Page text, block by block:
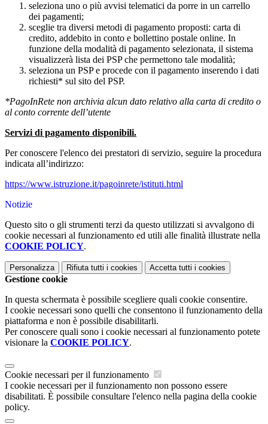
seleziona uno o più avvisi telematici da porre in un carrello
dei pagamenti;
sceglie tra diversi metodi di pagamento proposti: carta di
credito, addebito in conto e bollettino postale online. In
funzione della modalità di pagamento selezionata, il sistema
visualizzerà lista dei PSP che permettono tale modalità;
seleziona un PSP e procede con il pagamento inserendo i dati
richiesti* sul sito del PSP.
*PagoInRete non archivia alcun dato relativo alla carta di credito o
al conto corrente dell’utente
Servizi di pagamento disponibili.
Per conoscere l'elenco dei prestatori di servizio, seguire la procedura
indicata all’indirizzo:
https://www.istruzione.it/pagoinrete/istituti.html
Notizie
Questo sito o gli strumenti terzi da questo utilizzati si avvalgono di
cookie necessari al funzionamento ed utili alle finalità illustrate nella
COOKIE POLICY.
Personalizza Rifiuta tutti i cookies Accetta tutti i cookies
Gestione cookie
In questa schermata è possibile scegliere quali cookie consentire.
I cookie necessari sono quelli che consentono il funzionamento della
piattaforma e non è possibile disabilitarli.
Per conoscere quali sono i cookie necessari al funzionamento potete
visionare la COOKIE POLICY.
Cookie necessari per il funzionamento
I cookie necessari per il funzionamento non possono essere
disabilitati. È possibile consultare l'elenco nella pagina della cookie
policy.